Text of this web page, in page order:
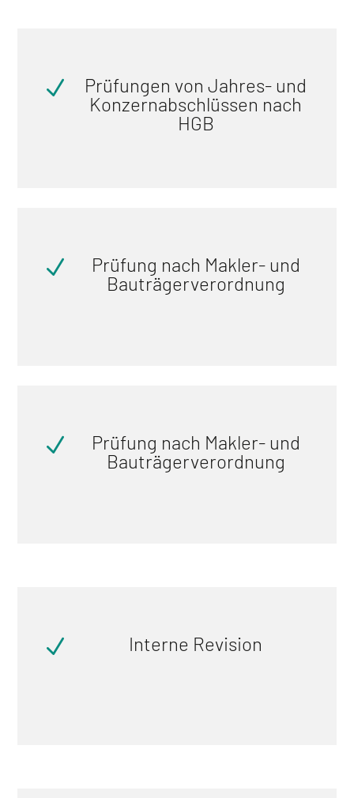
N
Prüfungen von Jahres- und
Konzernabschlüssen nach
HGB
N
Prüfung nach Makler- und
Bauträgerverordnung
N
Prüfung nach Makler- und
Bauträgerverordnung
N Interne Revision